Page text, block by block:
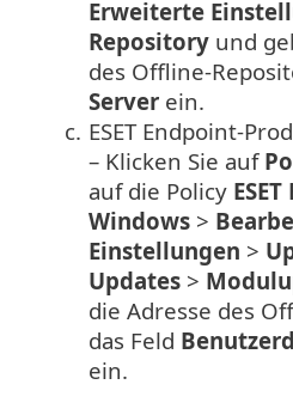
Erweiterte
Repository und
des Offline-
Server ein.
c. ESET Endpoint-
– Klicken Sie auf
auf die Policy
Windows >
Einstellungen >
Updates >
die Adresse des
das Feld
ein.